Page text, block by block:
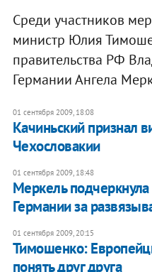
Среди участников
министр Юлия
правительства РФ
Германии Ангела
01 сентября 2009, 18:08
Качиньский признал
Чехословакии
01 сентября 2009, 18:48
Меркель подчеркнула
Германии за
01 сентября 2009, 20:15
Тимошенко:
понять друг друга